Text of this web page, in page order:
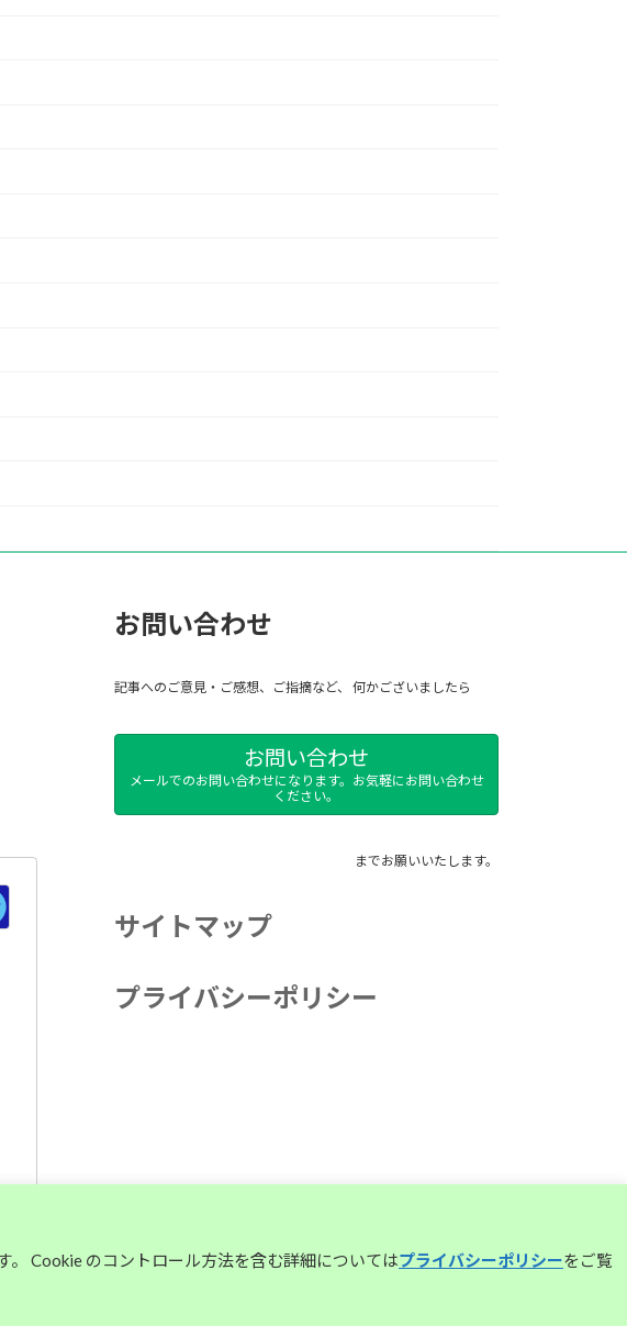
お問い合わせ
記事へのご意見・ご感想、ご指摘など、 何かございましたら
お問い合わせ
メールでのお問い合わせになります。お気軽にお問い合わせ
ください。
までお願いいたします。
サイトマップ
プライバシーポリシー
Cookie のコントロール方法を含む詳細についてはプライバシーポリシーをご覧